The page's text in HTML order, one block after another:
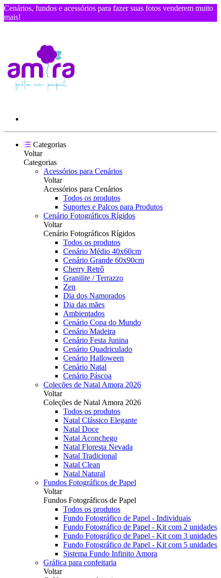
Cenários, fundos e acessórios para fazer suas fotos venderem muito
mais!
Categorias
Voltar
Categorias
Acessórios para Cenários
Voltar
Acessórios para Cenários
Todos os produtos
Suportes e Palcos para Produtos
Cenário Fotográficos Rígidos
Voltar
Cenário Fotográficos Rígidos
Todos os produtos
Cenário Médio 40x60cm
Cenário Grande 60x90cm
Cherry Retrô
Granilite / Terrazzo
Zen
Dia dos Namorados
Dia das mães
Ambientados
Cenário Copa do Mundo
Cenário Madeira
Cenário Festa Junina
Cenário Quadriculado
Cenário Halloween
Cenário Natal
Cenário Páscoa
Coleções de Natal Amora 2026
Voltar
Coleções de Natal Amora 2026
Todos os produtos
Natal Clássico Elegante
Natal Doce
Natal Aconchego
Natal Floresta Nevada
Natal Tradicional
Natal Clean
Natal Natural
Fundos Fotográficos de Papel
Voltar
Fundos Fotográficos de Papel
Todos os produtos
Fundo Fotográfico de Papel - Individuais
Fundo Fotográfico de Papel - Kit com 2 unidades
Fundo Fotográfico de Papel - Kit com 3 unidades
Fundo Fotográfico de Papel - Kit com 5 unidades
Sistema Fundo Infinito Amora
Gráfica para confeitaria
Voltar